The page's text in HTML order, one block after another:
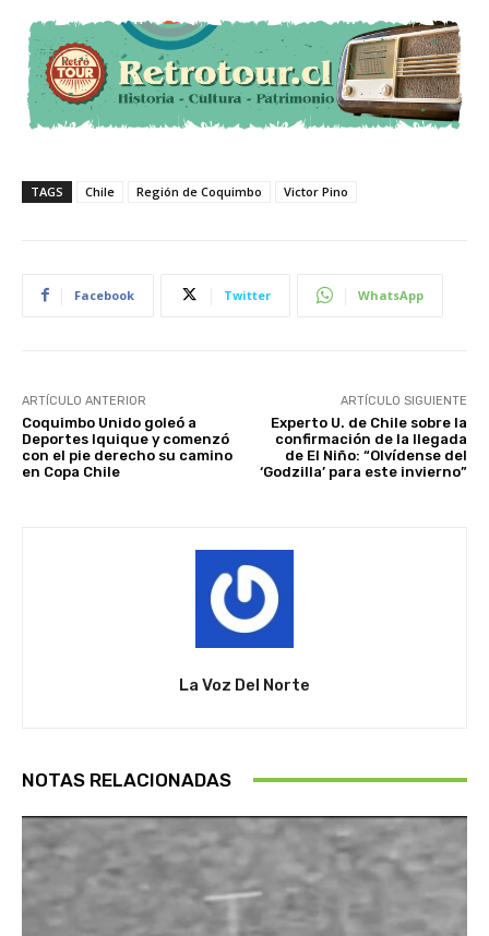
TAGS Chile Región de Coquimbo Victor Pino
Facebook Twitter WhatsApp
ARTÍCULO ANTERIOR
Coquimbo Unido goleó a
Deportes Iquique y comenzó
con el pie derecho su camino
en Copa Chile
ARTÍCULO SIGUIENTE
Experto U. de Chile sobre la
confirmación de la llegada
de El Niño: “Olvídense del
‘Godzilla’ para este invierno”
La Voz Del Norte
NOTAS RELACIONADAS